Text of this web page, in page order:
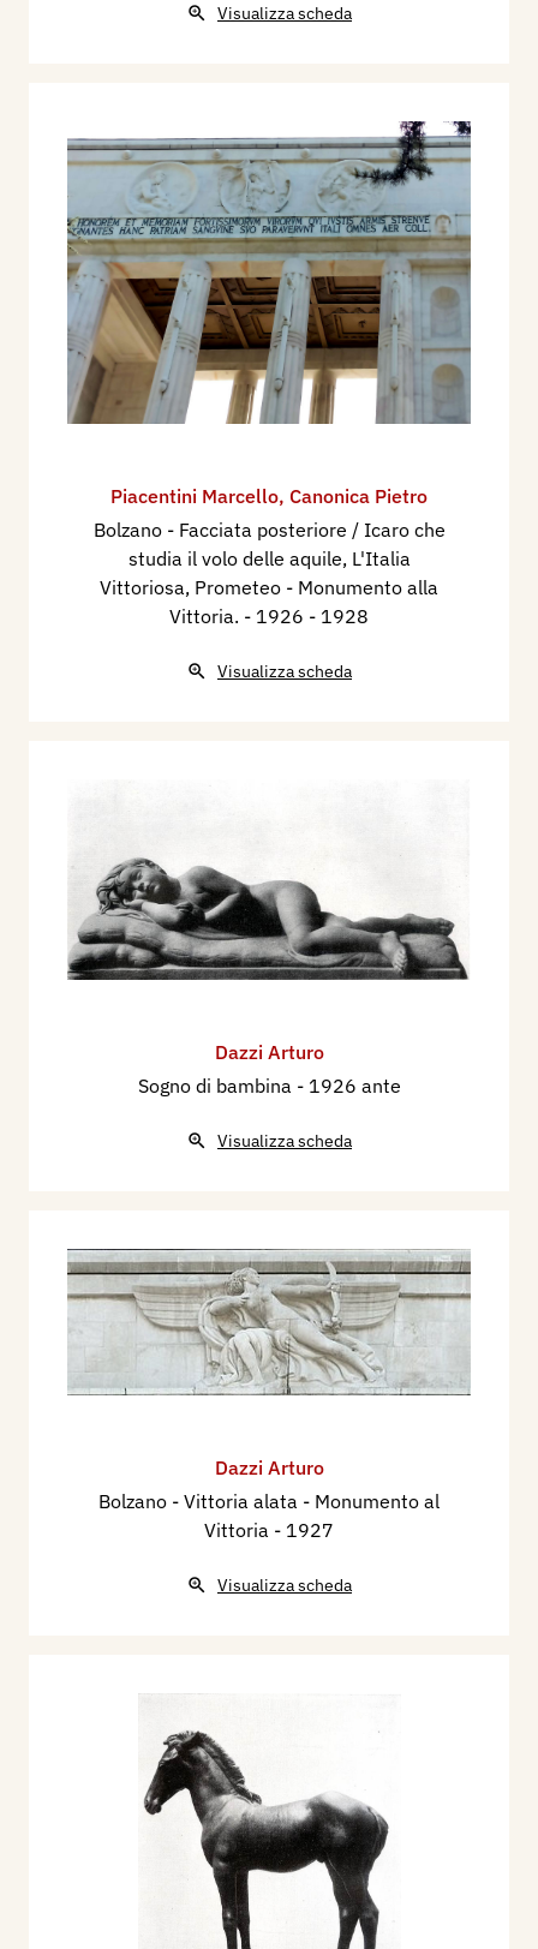
Visualizza scheda
Piacentini Marcello, Canonica Pietro
Bolzano - Facciata posteriore / Icaro che
studia il volo delle aquile, L'Italia
Vittoriosa, Prometeo - Monumento alla
Vittoria. - 1926 - 1928
Visualizza scheda
Dazzi Arturo
Sogno di bambina - 1926 ante
Visualizza scheda
Dazzi Arturo
Bolzano - Vittoria alata - Monumento al
Vittoria - 1927
Visualizza scheda